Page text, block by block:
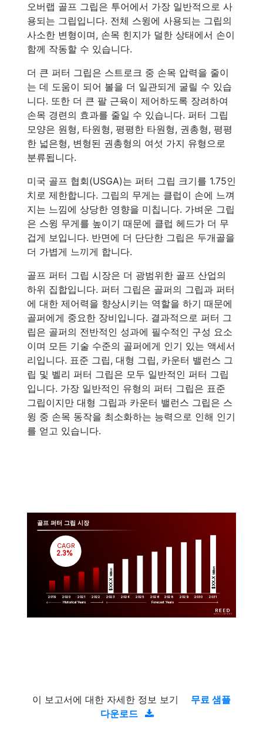
오버랩 골프 그립은 투어에서 가장 일반적으로 사
용되는 그립입니다. 전체 스윙에 사용되는 그립의
사소한 변형이며, 손목 힌지가 덜한 상태에서 손이
함께 작동할 수 있습니다.
더 큰 퍼터 그립은 스트로크 중 손목 압력을 줄이
는 데 도움이 되어 볼을 더 일관되게 굴릴 수 있습
니다. 또한 더 큰 팔 근육이 제어하도록 장려하여
손목 경련의 효과를 줄일 수 있습니다. 퍼터 그립
모양은 원형, 타원형, 평평한 타원형, 권총형, 평평
한 넓은형, 변형된 권총형의 여섯 가지 유형으로
분류됩니다.
미국 골프 협회(USGA)는 퍼터 그립 크기를 1.75인
치로 제한합니다. 그립의 무게는 클럽이 손에 느껴
지는 느낌에 상당한 영향을 미칩니다. 가벼운 그립
은 스윙 무게를 높이기 때문에 클럽 헤드가 더 무
겁게 보입니다. 반면에 더 단단한 그립은 두개골을
더 가볍게 느끼게 합니다.
골프 퍼터 그립 시장은 더 광범위한 골프 산업의
하위 집합입니다. 퍼터 그립은 골퍼의 그립과 퍼터
에 대한 제어력을 향상시키는 역할을 하기 때문에
골퍼에게 중요한 장비입니다. 결과적으로 퍼터 그
립은 골퍼의 전반적인 성과에 필수적인 구성 요소
이며 모든 기술 수준의 골퍼에게 인기 있는 액세서
리입니다. 표준 그립, 대형 그립, 카운터 밸런스 그
립 및 벨리 퍼터 그립은 모두 일반적인 퍼터 그립
입니다. 가장 일반적인 유형의 퍼터 그립은 표준
그립이지만 대형 그립과 카운터 밸런스 그립은 스
윙 중 손목 동작을 최소화하는 능력으로 인해 인기
를 얻고 있습니다.
골프 퍼터 그립 시장
2019 2020 2021 2022 2023 2024 2025 2026 2028 2029 2030 2031
$XX.X
Million
$XX.X
Million
CAGR
2.3%
Historical Years Forecast Years
이 보고서에 대한 자세한 정보 보기
무료 샘플
다운로드